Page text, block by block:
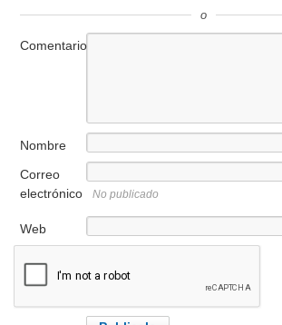
o
Comentario
Nombre
Correo
electrónico
No publicado
Web